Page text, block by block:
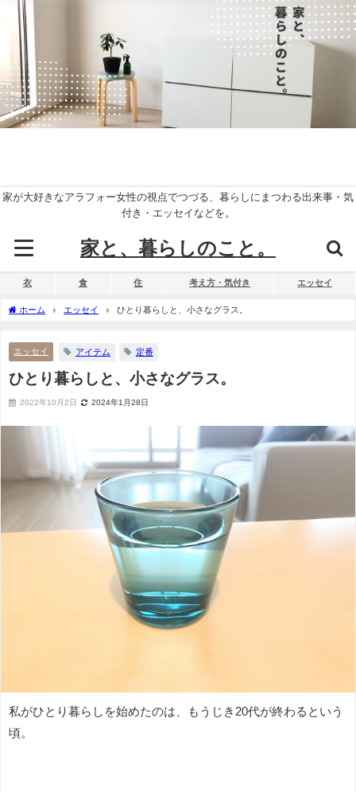
家が大好きなアラフォー女性の視点でつづる、暮らしにまつわる出来事・気
付き・エッセイなどを。
家と、暮らしのこと。
衣 食 住 考え方・気付き エッセイ
ホーム エッセイ ひとり暮らしと、小さなグラス。
エッセイ アイテム 定番
ひとり暮らしと、小さなグラス。
2022年10月2日 2024年1月28日
私がひとり暮らしを始めたのは、もうじき20代が終わるという
頃。